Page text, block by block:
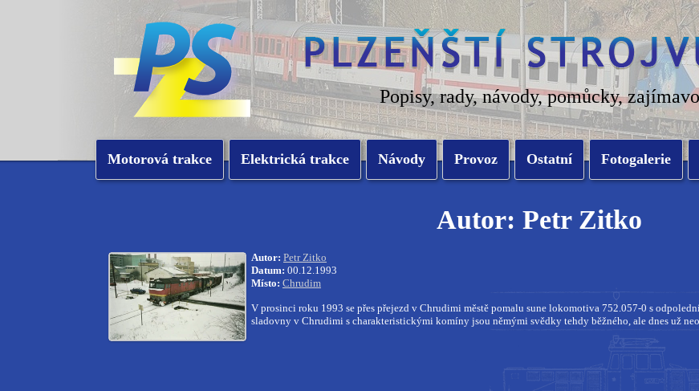
Popisy, rady, návody, pomůcky,
Motorová trakce Elektrická trakce Návody Provoz Ostatní Fotogalerie
Autor: Petr Zitko
Autor: Petr Zitko
Datum: 00.12.1993
Místo: Chrudim
V prosinci roku 1993 se přes přejezd v Chrudimi městě pomalu sune lokomotiva 752.057-0 s
sladovny v Chrudimi s charakteristickými komíny jsou němými svědky tehdy běžného, ale dnes už